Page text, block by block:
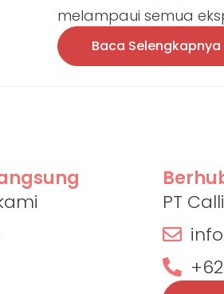
melampaui semua
Baca Selengkapnya
PT